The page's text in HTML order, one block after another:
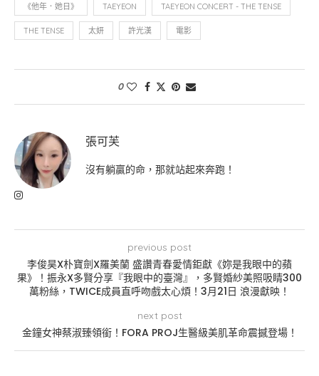
《他年．她日》 TAEYEON TAEYEON CONCERT - THE TENSE
THE TENSE 太妍 許光漢 電影
0
張可芙
沒有躺贏的命，那就站起來奔跑！
previous post
李俊昊X朴寶劍X羅美蘭 盛讚青春愛情鉅獻《妳是我眼中的蘋
果》！振永X多賢分享『我眼中的臺灣』，多賢婚紗美照吸睛300
萬粉絲，TWICE成員直呼吻戲太心煩！3月21日 浪漫獻映！
next post
金鐘女神蔡淑臻領銜！FORA PROJ生醫級美肌革命震撼登場！